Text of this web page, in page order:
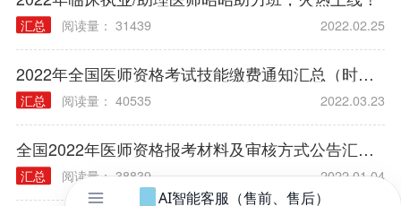
汇总 阅读量： 31439 2022.02.25
2022年全国医师资格考试技能缴费通知汇总（时间/方式/标准）
汇总 阅读量： 40535 2022.03.23
全国2022年医师资格报考材料及审核方式公告汇总（各考区）
汇总 阅读量： 38839 2022.01.04